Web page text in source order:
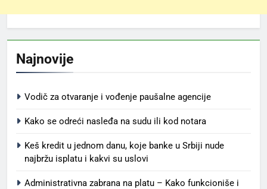
Najnovije
Vodič za otvaranje i vođenje paušalne agencije
Kako se odreći nasleđa na sudu ili kod notara
Keš kredit u jednom danu, koje banke u Srbiji nude
najbržu isplatu i kakvi su uslovi
Administrativna zabrana na platu – Kako funkcioniše i